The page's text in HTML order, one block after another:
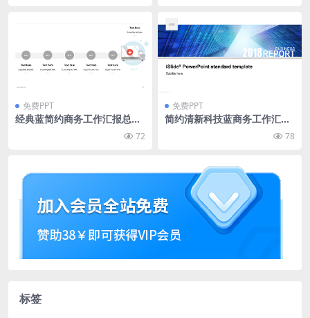
免费PPT
经典蓝简约商务工作汇报总结
72
免费PPT
简约清新科技蓝商务工作汇报
78
标签